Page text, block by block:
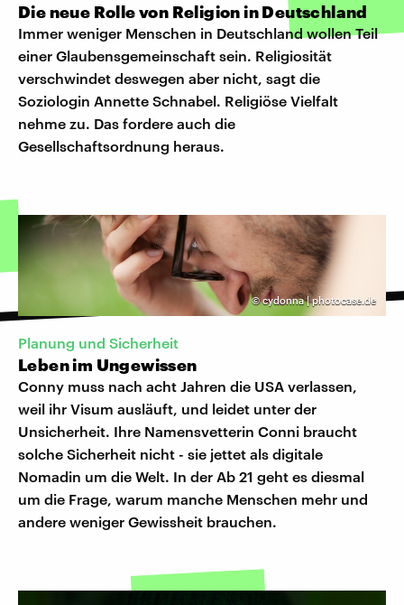
Die neue Rolle von Religion in Deutschland
Immer weniger Menschen in Deutschland wollen Teil
einer Glaubensgemeinschaft sein. Religiosität
verschwindet deswegen aber nicht, sagt die
Soziologin Annette Schnabel. Religiöse Vielfalt
nehme zu. Das fordere auch die
Gesellschaftsordnung heraus.
©cydonna | photocase.de
Planung und Sicherheit
Leben im Ungewissen
Conny muss nach acht Jahren die USA verlassen,
weil ihr Visum ausläuft, und leidet unter der
Unsicherheit. Ihre Namensvetterin Conni braucht
solche Sicherheit nicht - sie jettet als digitale
Nomadin um die Welt. In der Ab 21 geht es diesmal
um die Frage, warum manche Menschen mehr und
andere weniger Gewissheit brauchen.